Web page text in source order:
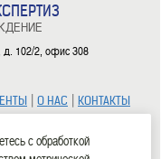
д. 102/2, офис 308
| О НАС | КОНТАКТЫ
с обработкой